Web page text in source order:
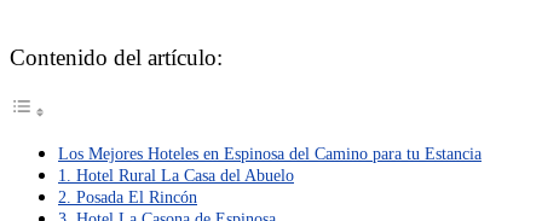
Contenido del artículo:
Los Mejores Hoteles en Espinosa del Camino para tu Estancia
1. Hotel Rural La Casa del Abuelo
2. Posada El Rincón